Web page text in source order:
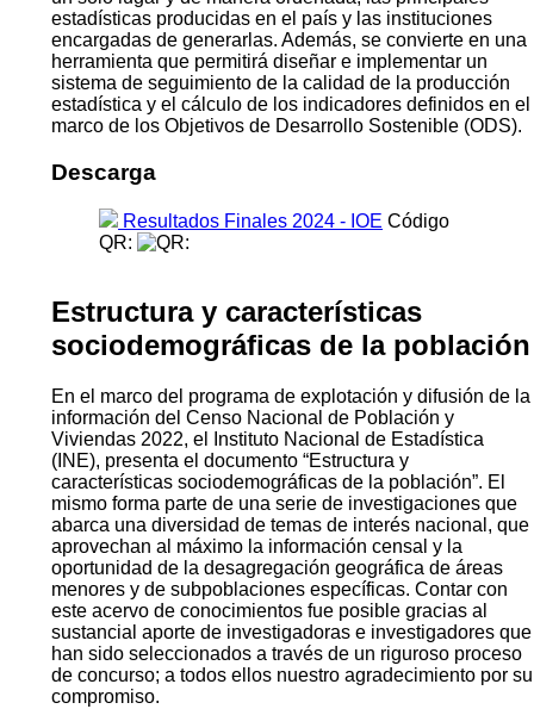
estadísticas producidas en el país y las instituciones
encargadas de generarlas. Además, se convierte en una
herramienta que permitirá diseñar e implementar un
sistema de seguimiento de la calidad de la producción
estadística y el cálculo de los indicadores definidos en el
marco de los Objetivos de Desarrollo Sostenible (ODS).
Descarga
Resultados Finales 2024 - IOE Código
QR:
Estructura y características
sociodemográficas de la población
En el marco del programa de explotación y difusión de la
información del Censo Nacional de Población y
Viviendas 2022, el Instituto Nacional de Estadística
(INE), presenta el documento “Estructura y
características sociodemográficas de la población”. El
mismo forma parte de una serie de investigaciones que
abarca una diversidad de temas de interés nacional, que
aprovechan al máximo la información censal y la
oportunidad de la desagregación geográfica de áreas
menores y de subpoblaciones específicas. Contar con
este acervo de conocimientos fue posible gracias al
sustancial aporte de investigadoras e investigadores que
han sido seleccionados a través de un riguroso proceso
de concurso; a todos ellos nuestro agradecimiento por su
compromiso.